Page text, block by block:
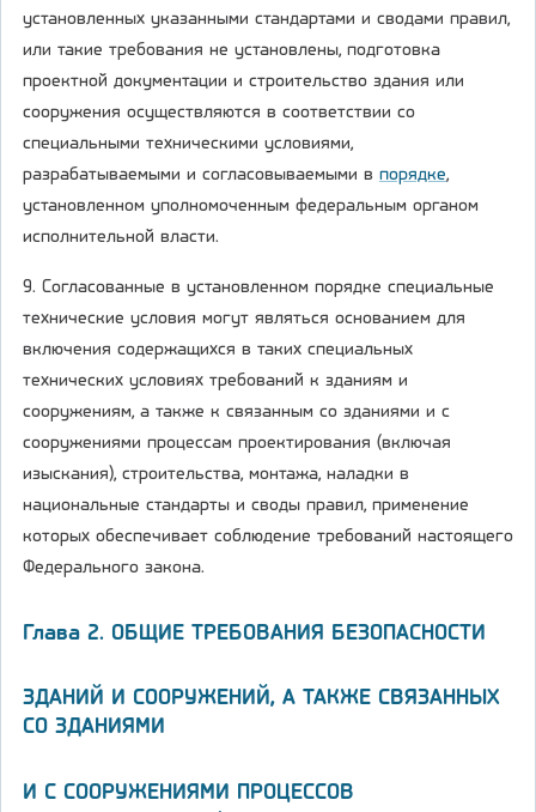
установленных указанными стандартами и сводами правил,
или такие требования не установлены, подготовка
проектной документации и строительство здания или
сооружения осуществляются в соответствии со
специальными техническими условиями,
разрабатываемыми и согласовываемыми в порядке,
установленном уполномоченным федеральным органом
исполнительной власти.
9. Согласованные в установленном порядке специальные
технические условия могут являться основанием для
включения содержащихся в таких специальных
технических условиях требований к зданиям и
сооружениям, а также к связанным со зданиями и с
сооружениями процессам проектирования (включая
изыскания), строительства, монтажа, наладки в
национальные стандарты и своды правил, применение
которых обеспечивает соблюдение требований настоящего
Федерального закона.
Глава 2. ОБЩИЕ ТРЕБОВАНИЯ БЕЗОПАСНОСТИ
ЗДАНИЙ И СООРУЖЕНИЙ, А ТАКЖЕ СВЯЗАННЫХ
СО ЗДАНИЯМИ
И С СООРУЖЕНИЯМИ ПРОЦЕССОВ